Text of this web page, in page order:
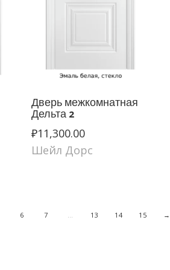
Дверь межкомнатная
Дельта 2
₽11,300.00
Шейл Дорс
6 7 … 13 14 15 →